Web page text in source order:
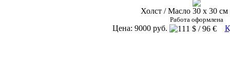
Холст / Масло 30 х 30 см
Работа оформлена
Цена: 9000 руб.